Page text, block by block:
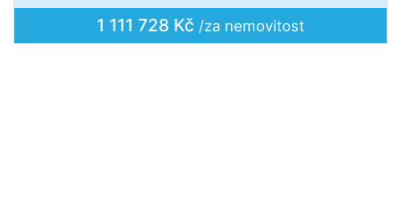
1 111 728 Kč /za nemovitost